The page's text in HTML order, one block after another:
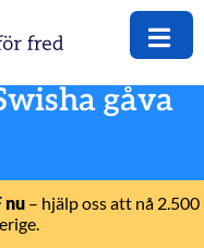
gåva
nu– hjälp oss att nå 2.500